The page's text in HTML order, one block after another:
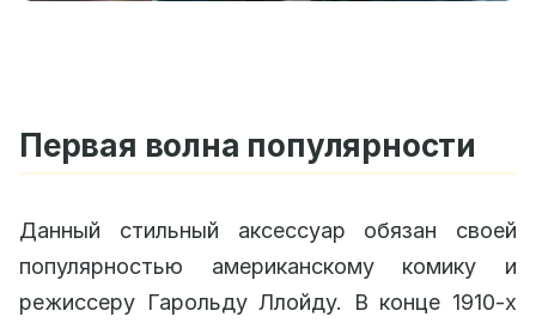
Первая волна популярности
Данный стильный аксессуар обязан своей
популярностью американскому комику и
режиссеру Гарольду Ллойду. В конце 1910-х